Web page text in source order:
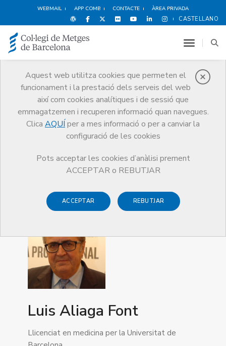
WEBMAIL APP COMB CONTACTE ÀREA PRIVADA
CASTELLANO
Aquest web utilitza cookies que permeten el
funcionament i la prestació dels serveis del web
així com cookies analítiques i de sessió que
emmagatzemen i recuperen informació quan navegues.
Clica AQUÍ per a mes informació o per a canviar la
configuració de les cookies
Pots acceptar les cookies d’anàlisi prement
ACCEPTAR o REBUTJAR
ACCEPTAR REBUTJAR
toggle
Premis
Premis Guardonat Edició 2014
Guardonat Edició 2014
Luis Aliaga Font
Llicenciat en medicina per la Universitat de